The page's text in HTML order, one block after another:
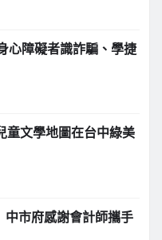
心障礙者識詐騙、學捷
童文學地圖在台中綠美
市府感謝會計師攜手